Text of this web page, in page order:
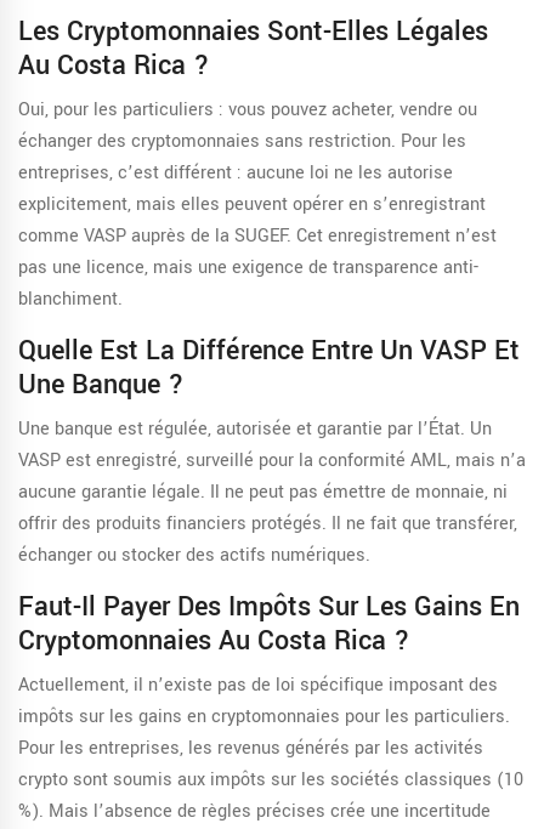
Les Cryptomonnaies Sont-Elles Légales
Au Costa Rica ?
Oui, pour les particuliers : vous pouvez acheter, vendre ou
échanger des cryptomonnaies sans restriction. Pour les
entreprises, c’est différent : aucune loi ne les autorise
explicitement, mais elles peuvent opérer en s’enregistrant
comme VASP auprès de la SUGEF. Cet enregistrement n’est
pas une licence, mais une exigence de transparence anti-
blanchiment.
Quelle Est La Différence Entre Un VASP Et
Une Banque ?
Une banque est régulée, autorisée et garantie par l’État. Un
VASP est enregistré, surveillé pour la conformité AML, mais n’a
aucune garantie légale. Il ne peut pas émettre de monnaie, ni
offrir des produits financiers protégés. Il ne fait que transférer,
échanger ou stocker des actifs numériques.
Faut-Il Payer Des Impôts Sur Les Gains En
Cryptomonnaies Au Costa Rica ?
Actuellement, il n’existe pas de loi spécifique imposant des
impôts sur les gains en cryptomonnaies pour les particuliers.
Pour les entreprises, les revenus générés par les activités
crypto sont soumis aux impôts sur les sociétés classiques (10
%). Mais l’absence de règles précises crée une incertitude